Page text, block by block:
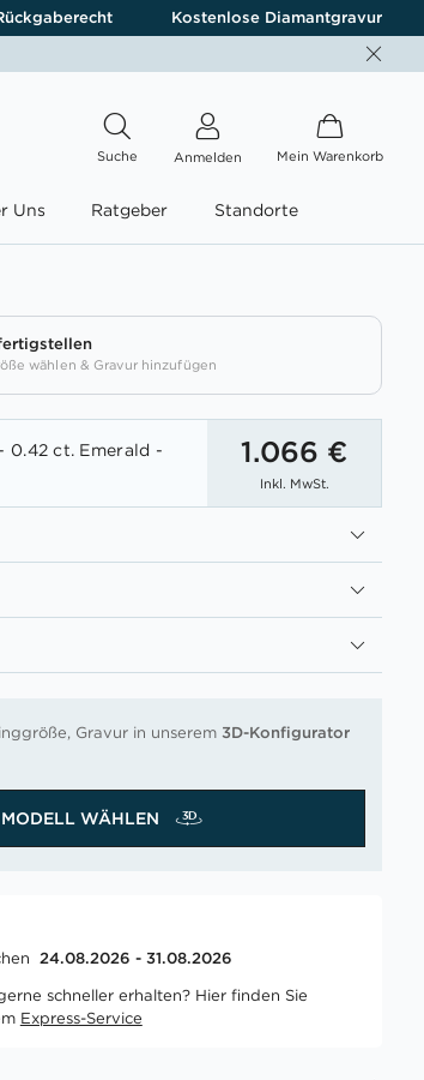
Kostenlose Diamantgravur
Suche Anmelden Mein Warenkorb
Uns Ratgeber Standorte
wählen & Gravur hinzufügen
0.42 ct. Emerald -
1.066 €
Inkl. MwSt.
Gravur in unserem3D-Konfigurator
MODELL WÄHLEN
24.08.2026 - 31.08.2026
schneller erhalten? Hier finden Sie
Express-Service